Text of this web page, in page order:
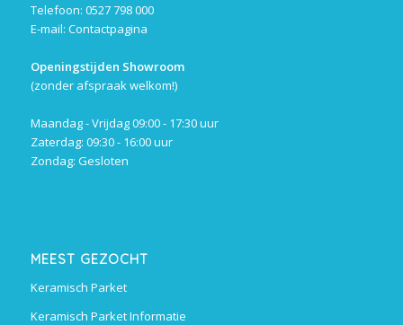
Telefoon: 0527 798 000
E-mail: Contactpagina
Openingstijden Showroom
(zonder afspraak welkom!)
Maandag - Vrijdag 09:00 - 17:30 uur
Zaterdag: 09:30 - 16:00 uur
Zondag: Gesloten
MEEST GEZOCHT
Keramisch Parket
Keramisch Parket Informatie